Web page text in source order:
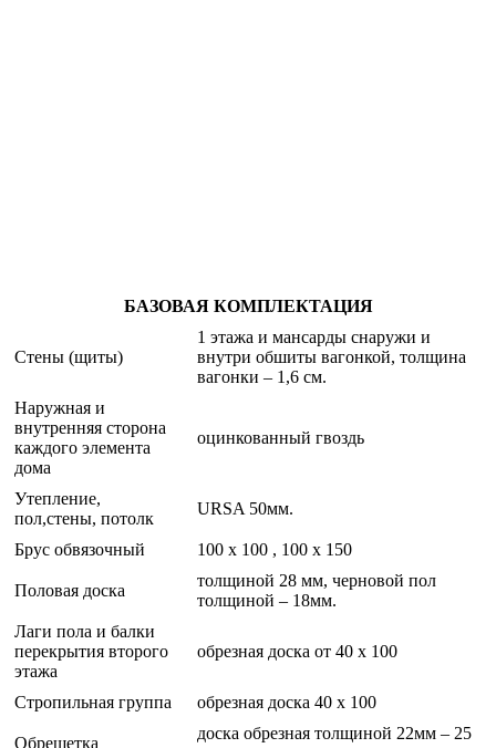
БАЗОВАЯ КОМПЛЕКТАЦИЯ
Стены (щиты)
1 этажа и мансарды снаружи и
внутри обшиты вагонкой, толщина
вагонки – 1,6 см.
Наружная и
внутренняя сторона
каждого элемента
дома
оцинкованный гвоздь
Утепление,
пол,стены, потолк
URSA 50мм.
Брус обвязочный 100 х 100 , 100 х 150
Половая доска
толщиной 28 мм, черновой пол
толщиной – 18мм.
Лаги пола и балки
перекрытия второго
этажа
обрезная доска от 40 х 100
Стропильная группа обрезная доска 40 х 100
Обрешетка
доска обрезная толщиной 22мм – 25